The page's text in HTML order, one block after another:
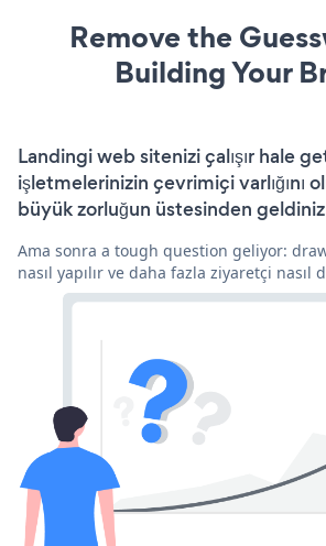
Remove the
Building Your
Landingi web sitenizi çalışır hale
işletmelerinizin çevrimiçi varlığını
büyük zorluğun üstesinden
Ama sonra a tough question geliyor:
nasıl yapılır ve daha fazla ziyaretçi nasıl